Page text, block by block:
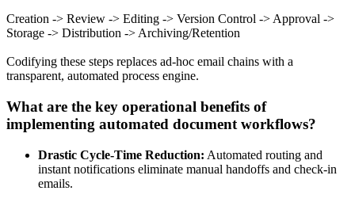
Creation -> Review -> Editing -> Version Control -> Approval ->
Storage -> Distribution -> Archiving/Retention
Codifying these steps replaces ad-hoc email chains with a
transparent, automated process engine.
What are the key operational benefits of
implementing automated document workflows?
Drastic Cycle-Time Reduction: Automated routing and
instant notifications eliminate manual handoffs and check-in
emails.